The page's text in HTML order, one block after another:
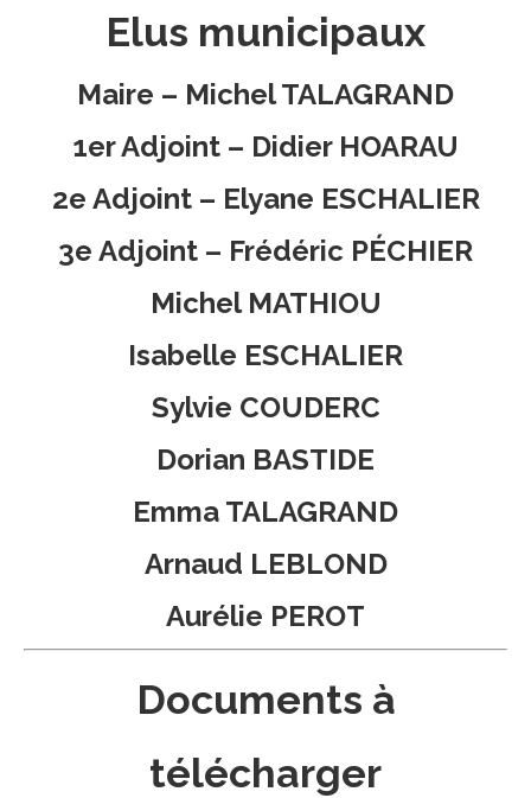
Elus municipaux
Maire – Michel TALAGRAND
1er Adjoint – Didier HOARAU
2e Adjoint – Elyane ESCHALIER
3e Adjoint – Frédéric PÉCHIER
Michel MATHIOU
Isabelle ESCHALIER
Sylvie COUDERC
Dorian BASTIDE
Emma TALAGRAND
Arnaud LEBLOND
Aurélie PEROT
Documents à
télécharger